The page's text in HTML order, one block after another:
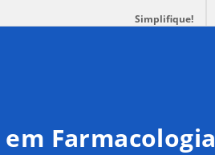
Simplifique!
Farmacologia